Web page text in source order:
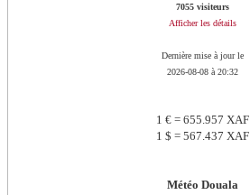
7055 visiteurs
Afficher les détails
Dernière mise à jour le
2026-08-08 à 20:32
1 € = 655.957 XAF
1 $ = 567.437 XAF
Météo Douala